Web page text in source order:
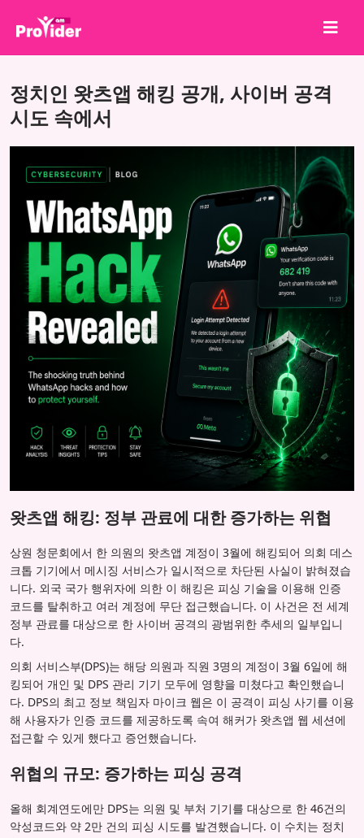
회사 소개
회원가입
서비스
API
이용약관
블로그
정치인 왓츠앱 해킹 공개, 사이버 공격
시도 속에서
왓츠앱 해킹: 정부 관료에 대한 증가하는 위협
상원 청문회에서 한 의원의 왓츠앱 계정이 3월에 해킹되어 의회 데스
크톱 기기에서 메시징 서비스가 일시적으로 차단된 사실이 밝혀졌습
니다. 외국 국가 행위자에 의한 이 해킹은 피싱 기술을 이용해 인증
코드를 탈취하고 여러 계정에 무단 접근했습니다. 이 사건은 전 세계
정부 관료를 대상으로 한 사이버 공격의 광범위한 추세의 일부입니
다.
의회 서비스부(DPS)는 해당 의원과 직원 3명의 계정이 3월 6일에 해
킹되어 개인 및 DPS 관리 기기 모두에 영향을 미쳤다고 확인했습니
다. DPS의 최고 정보 책임자 마이크 웹은 이 공격이 피싱 사기를 이용
해 사용자가 인증 코드를 제공하도록 속여 해커가 왓츠앱 웹 세션에
접근할 수 있게 했다고 증언했습니다.
위협의 규모: 증가하는 피싱 공격
올해 회계연도에만 DPS는 의원 및 부처 기기를 대상으로 한 46건의
악성코드와 약 2만 건의 피싱 시도를 발견했습니다. 이 수치는 정치